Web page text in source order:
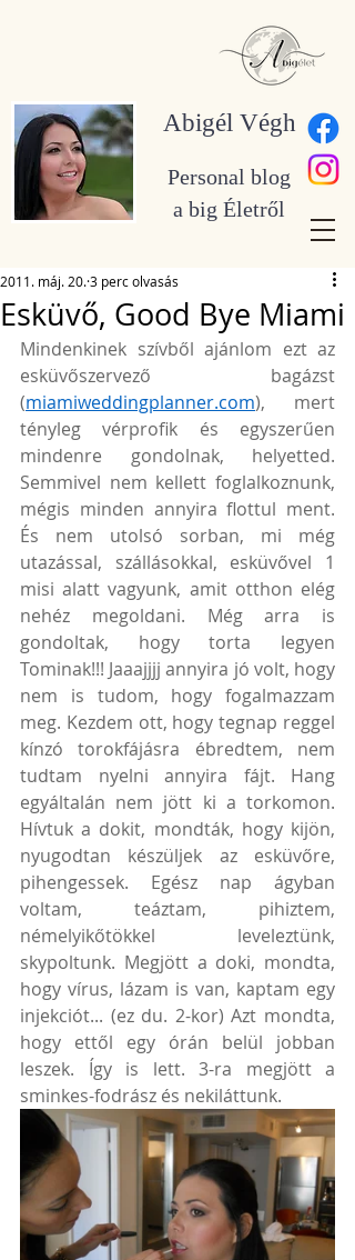
Personal blog
a big Életről
Abigél Végh
Esküvő, Good Bye Miami
2011. máj. 20.3 perc olvasás
Mindenkinek szívből ajánlom ezt az
esküvőszervező bagázst
(miamiweddingplanner.com), mert
tényleg vérprofik és egyszerűen
mindenre gondolnak, helyetted.
Semmivel nem kellett foglalkoznunk,
mégis minden annyira flottul ment.
És nem utolsó sorban, mi még
utazással, szállásokkal, esküvővel 1
misi alatt vagyunk, amit otthon elég
nehéz megoldani. Még arra is
gondoltak, hogy torta legyen
Tominak!!! Jaaajjjj annyira jó volt, hogy
nem is tudom, hogy fogalmazzam
meg. Kezdem ott, hogy tegnap reggel
kínzó torokfájásra ébredtem, nem
tudtam nyelni annyira fájt. Hang
egyáltalán nem jött ki a torkomon.
Hívtuk a dokit, mondták, hogy kijön,
nyugodtan készüljek az esküvőre,
pihengessek. Egész nap ágyban
voltam, teáztam, pihiztem,
némelyikőtökkel leveleztünk,
skypoltunk. Megjött a doki, mondta,
hogy vírus, lázam is van, kaptam egy
injekciót... (ez du. 2-kor) Azt mondta,
hogy ettől egy órán belül jobban
leszek. Így is lett. 3-ra megjött a
sminkes-fodrász és nekiláttunk.